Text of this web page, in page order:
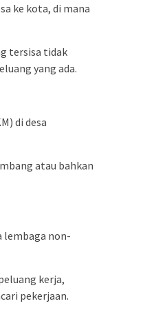
ke kota, di mana
tersisa tidak
yang ada.
di desa
atau bahkan
lembaga non-
kerja,
pekerjaan.